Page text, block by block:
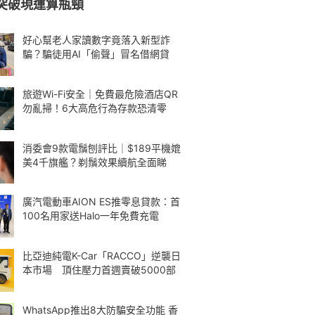
現運算瓶頸
好心幫老人家讀數字竟落入新型詐
騙？騙徒用AI「偷聲」冒名借網貸
旅遊Wi-Fi安全｜免費最危險酒店QR
勿亂掃！6大高危行為存款恐清零
消委會9款電鬚刨評比｜$189平機媲
美4千旗艦？剃鬚效果續航全面睇
廣汽電動車AION ES推零息貸款：首
100名用家送Halo一年免費充電
比亞迪純電K-Car「RACCO」逆襲日
本市場 頂住壓力首週賣破5000部
WhatsApp推出8大防騙安全功能 香